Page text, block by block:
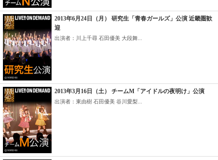
2013年6月24日（月） 研究生「青春ガールズ」公演 近畿圏歓
迎
出演者：川上千尋 石田優美 大段舞...
2013年3月16日（土） チームM「アイドルの夜明け」公演
出演者：東由樹 石田優美 谷川愛梨...